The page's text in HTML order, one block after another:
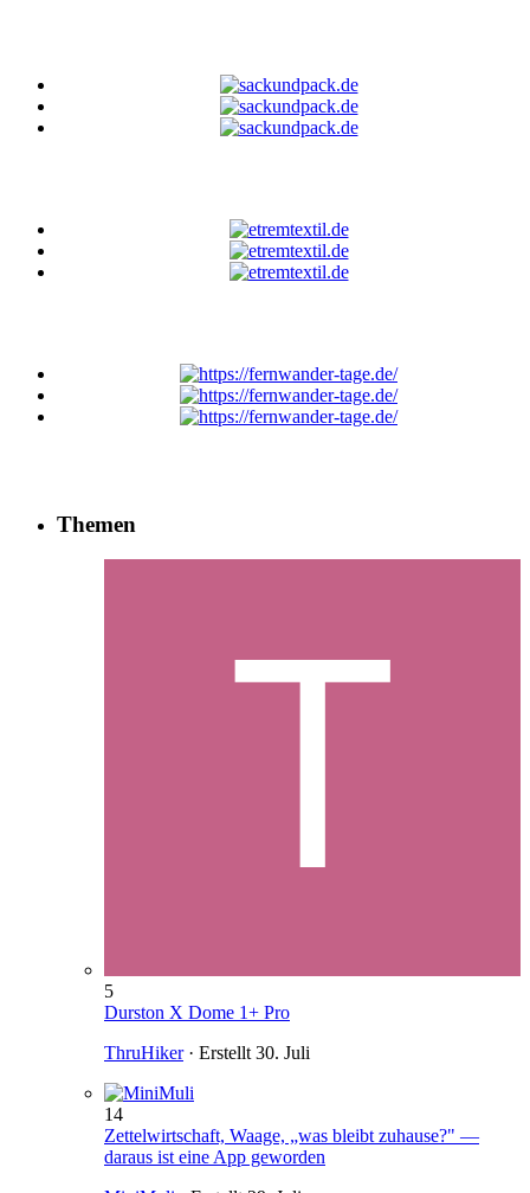
Themen
5
Durston X Dome 1+ Pro
ThruHiker· Erstellt30. Juli
14
Zettelwirtschaft, Waage, „was bleibt zuhause?" —
daraus ist eine App geworden